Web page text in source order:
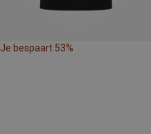
Je bespaart 53%